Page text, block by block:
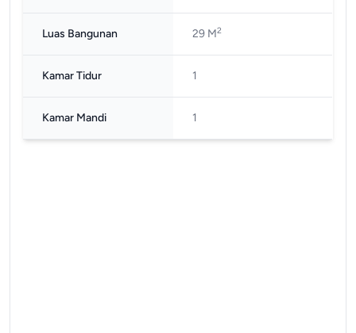
Luas Bangunan 29 M2
Kamar Tidur 1
Kamar Mandi 1